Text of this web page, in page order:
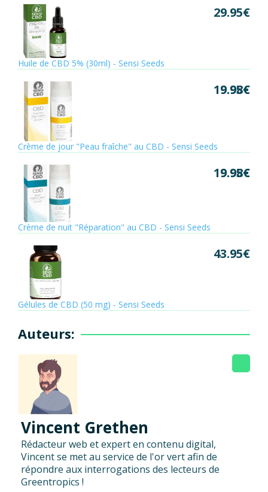
Huile de CBD 5% (30ml) - Sensi Seeds
29.95€
Crème de jour "Peau fraîche" au CBD - Sensi Seeds
19.95€
9.98€
Crème de nuit "Réparation" au CBD - Sensi Seeds
19.95€
9.98€
Gélules de CBD (50 mg) - Sensi Seeds
43.95€
Auteurs:
Vincent Grethen
Rédacteur web et expert en contenu digital,
Vincent se met au service de l'or vert afin de
répondre aux interrogations des lecteurs de
Greentropics !